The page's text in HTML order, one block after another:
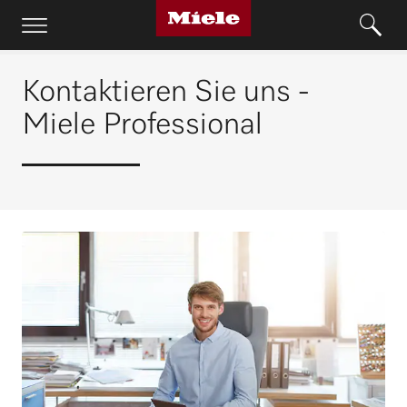
Kontaktieren Sie uns -
Miele Professional